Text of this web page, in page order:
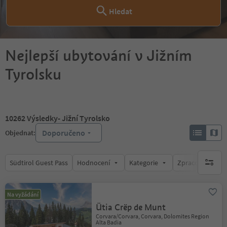
Hledat
Nejlepší ubytování v Jižním
Tyrolsku
10262Výsledky- Jižní Tyrolsko
Objednat: Doporučeno
Südtirol Guest Pass Hodnocení Kategorie Zpracovávábrak
Na vyžádání
Ütia Crëp de Munt
Corvara/Corvara, Corvara, Dolomites Region
Alta Badia